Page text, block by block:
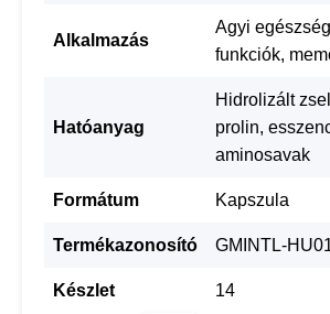
Alkalmazás
Agyi
funkciók,
Hatóanyag
Hidrolizált
prolin,
aminosavak
Formátum Kapszula
Termékazonosító GMINTL-
Készlet 14